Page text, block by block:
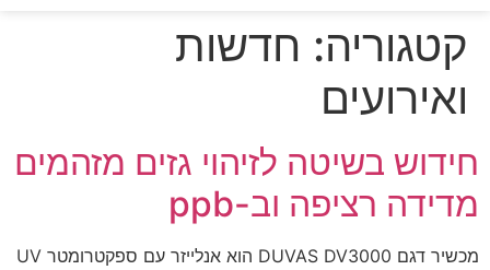
קטגוריה: חדשות
ואירועים
חידוש בשיטה לזיהוי גזים מזהמים
מדידה רציפה וב-ppb
מכשיר דגם DUVAS DV3000 הוא אנלייזר עם ספקטרומטר UV